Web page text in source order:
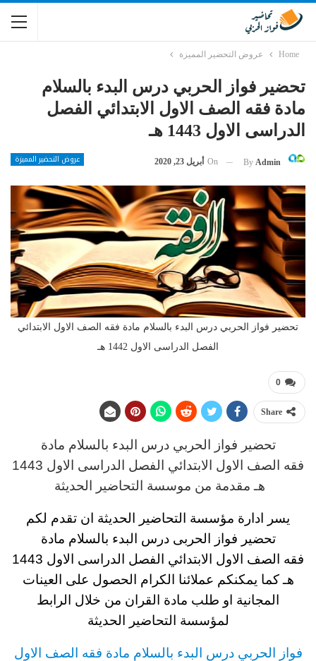
Home عروض التحضير المميزة
تحضير فواز الحربي درس البدء بالسلام
مادة فقه الصف الاول الابتدائي الفصل
الدراسى الاول 1443 هـ
عروض التحضير المميزة By Admin
On أبريل 23, 2020
تحضير فواز الحربي درس البدء بالسلام مادة فقه الصف الاول الابتدائي
الفصل الدراسى الاول 1442 هـ
0
Share
تحضير فواز الحربي درس البدء بالسلام مادة
فقه
الصف الاول الابتدائي الفصل الدراسى الاول 1443
هـ مقدمة من موسسة التحاضير الحديثة
يسر ادارة مؤسسة التحاضير الحديثة ان تقدم لكم
تحضير فواز الحربى درس البدء بالسلام مادة
فقه
الصف الاول الابتدائي الفصل الدراسى الاول 1443
هـكما يمكنكم عملائنا الكرام الحصول على العينات
المجانية او طلب مادة القران من خلال الرابط
لمؤسسة التحاضير الحديثة
فواز الحربي درس البدء بالسلام مادة فقه الصف الاول